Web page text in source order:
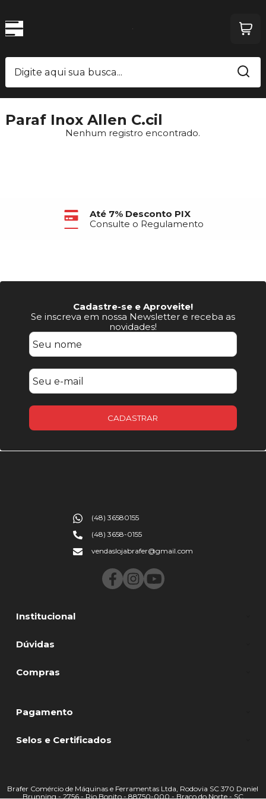
Paraf Inox Allen C.cil
Nenhum registro encontrado.
Até 7% Desconto PIX
Consulte o Regulamento
Cadastre-se e Aproveite!
Se inscreva em nossa Newsletter e receba as
novidades!
CADASTRAR
Institucional
Dúvidas
Compras
(48) 36580155
(48) 3658-0155
vendaslojabrafer@gmail.com
Pagamento
Selos e Certificados
Brafer Comércio de Máquinas e Ferramentas Ltda, Rodovia SC 370 Daniel
Brunning - 2756 - Rio Bonito - 88750-000 - Braço do Norte - SC